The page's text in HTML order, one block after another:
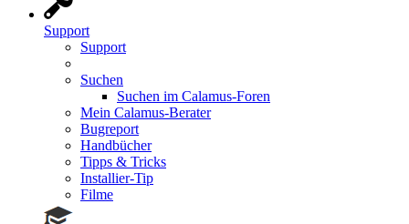
Support
Support
Suchen
Suchen im Calamus-Foren
Mein Calamus-Berater
Bugreport
Handbücher
Tipps & Tricks
Installier-Tip
Filme